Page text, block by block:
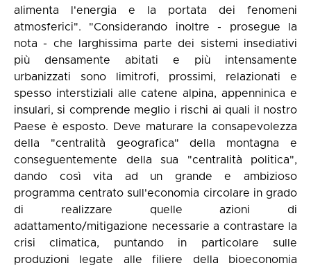
alimenta l'energia e la portata dei fenomeni
atmosferici". "Considerando inoltre - prosegue la
nota - che larghissima parte dei sistemi insediativi
più densamente abitati e più intensamente
urbanizzati sono limitrofi, prossimi, relazionati e
spesso interstiziali alle catene alpina, appenninica e
insulari, si comprende meglio i rischi ai quali il nostro
Paese è esposto. Deve maturare la consapevolezza
della "centralità geografica" della montagna e
conseguentemente della sua "centralità politica",
dando così vita ad un grande e ambizioso
programma centrato sull'economia circolare in grado
di realizzare quelle azioni di
adattamento/mitigazione necessarie a contrastare la
crisi climatica, puntando in particolare sulle
produzioni legate alle filiere della bioeconomia